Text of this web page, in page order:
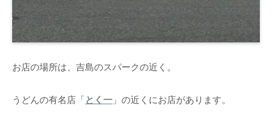
お店の場所は、吉島のスパークの近く。
うどんの有名店「とく一 」の近くにお店があります。